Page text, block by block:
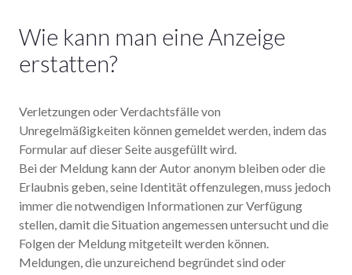
Wie kann man eine Anzeige
erstatten?
Verletzungen oder Verdachtsfälle von
Unregelmäßigkeiten können gemeldet werden, indem das
Formular auf dieser Seite ausgefüllt wird.
Bei der Meldung kann der Autor anonym bleiben oder die
Erlaubnis geben, seine Identität offenzulegen, muss jedoch
immer die notwendigen Informationen zur Verfügung
stellen, damit die Situation angemessen untersucht und die
Folgen der Meldung mitgeteilt werden können.
Meldungen, die unzureichend begründet sind oder